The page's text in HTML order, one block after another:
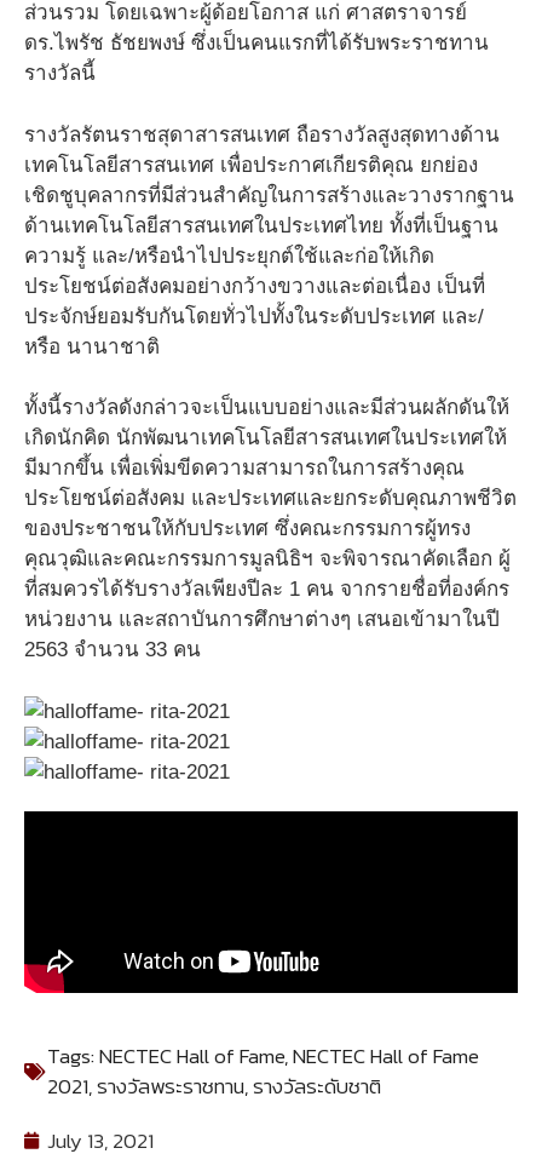
ส่วนรวม โดยเฉพาะผู้ด้อยโอกาส แก่ ศาสตราจารย์
ดร.ไพรัช ธัชยพงษ์ ซึ่งเป็นคนแรกที่ได้รับพระราชทาน
รางวัลนี้
รางวัลรัตนราชสุดาสารสนเทศ ถือรางวัลสูงสุดทางด้าน
เทคโนโลยีสารสนเทศ เพื่อประกาศเกียรติคุณ ยกย่อง
เชิดชูบุคลากรที่มีส่วนสำคัญในการสร้างและวางรากฐาน
ด้านเทคโนโลยีสารสนเทศในประเทศไทย ทั้งที่เป็นฐาน
ความรู้ และ/หรือนำไปประยุกต์ใช้และก่อให้เกิด
ประโยชน์ต่อสังคมอย่างกว้างขวางและต่อเนื่อง เป็นที่
ประจักษ์ยอมรับกันโดยทั่วไปทั้งในระดับประเทศ และ/
หรือ นานาชาติ
ทั้งนี้รางวัลดังกล่าวจะเป็นแบบอย่างและมีส่วนผลักดันให้
เกิดนักคิด นักพัฒนาเทคโนโลยีสารสนเทศในประเทศให้
มีมากขึ้น เพื่อเพิ่มขีดความสามารถในการสร้างคุณ
ประโยชน์ต่อสังคม และประเทศและยกระดับคุณภาพชีวิต
ของประชาชนให้กับประเทศ ซึ่งคณะกรรมการผู้ทรง
คุณวุฒิและคณะกรรมการมูลนิธิฯ จะพิจารณาคัดเลือก ผู้
ที่สมควรได้รับรางวัลเพียงปีละ 1 คน จากรายชื่อที่องค์กร
หน่วยงาน และสถาบันการศึกษาต่างๆ เสนอเข้ามาในปี
2563 จำนวน 33 คน
Tags:NECTEC Hall of Fame,NECTEC Hall of Fame
2021,รางวัลพระราชทาน,รางวัลระดับชาติ
July 13, 2021